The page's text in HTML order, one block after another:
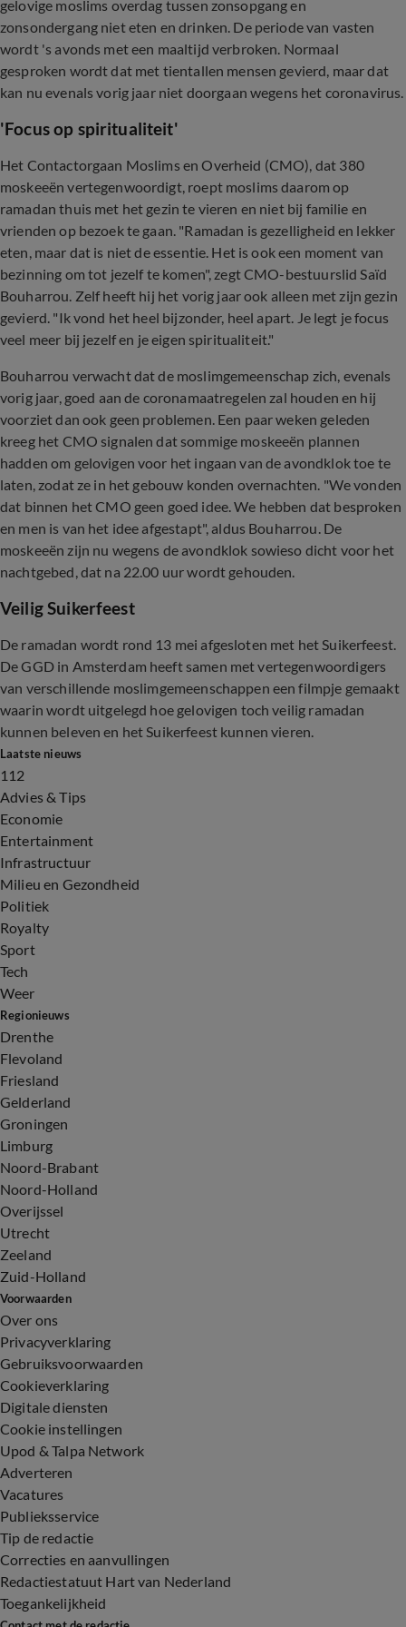
gelovige moslims overdag tussen zonsopgang en
zonsondergang niet eten en drinken. De periode van vasten
wordt 's avonds met een maaltijd verbroken. Normaal
gesproken wordt dat met tientallen mensen gevierd, maar dat
kan nu evenals vorig jaar niet doorgaan wegens het coronavirus.
'Focus op spiritualiteit'
Het Contactorgaan Moslims en Overheid (CMO), dat 380
moskeeën vertegenwoordigt, roept moslims daarom op
ramadan thuis met het gezin te vieren en niet bij familie en
vrienden op bezoek te gaan. "Ramadan is gezelligheid en lekker
eten, maar dat is niet de essentie. Het is ook een moment van
bezinning om tot jezelf te komen", zegt CMO-bestuurslid Saïd
Bouharrou. Zelf heeft hij het vorig jaar ook alleen met zijn gezin
gevierd. "Ik vond het heel bijzonder, heel apart. Je legt je focus
veel meer bij jezelf en je eigen spiritualiteit."
Bouharrou verwacht dat de moslimgemeenschap zich, evenals
vorig jaar, goed aan de coronamaatregelen zal houden en hij
voorziet dan ook geen problemen. Een paar weken geleden
kreeg het CMO signalen dat sommige moskeeën plannen
hadden om gelovigen voor het ingaan van de avondklok toe te
laten, zodat ze in het gebouw konden overnachten. "We vonden
dat binnen het CMO geen goed idee. We hebben dat besproken
en men is van het idee afgestapt", aldus Bouharrou. De
moskeeën zijn nu wegens de avondklok sowieso dicht voor het
nachtgebed, dat na 22.00 uur wordt gehouden.
Veilig Suikerfeest
De ramadan wordt rond 13 mei afgesloten met het Suikerfeest.
De GGD in Amsterdam heeft samen met vertegenwoordigers
van verschillende moslimgemeenschappen een filmpje gemaakt
waarin wordt uitgelegd hoe gelovigen toch veilig ramadan
kunnen beleven en het Suikerfeest kunnen vieren.
Laatste nieuws
112
Advies & Tips
Economie
Entertainment
Infrastructuur
Milieu en Gezondheid
Politiek
Royalty
Sport
Tech
Weer
Regionieuws
Drenthe
Flevoland
Friesland
Gelderland
Groningen
Limburg
Noord-Brabant
Noord-Holland
Overijssel
Utrecht
Zeeland
Zuid-Holland
Voorwaarden
Over ons
Privacyverklaring
Gebruiksvoorwaarden
Cookieverklaring
Digitale diensten
Cookie instellingen
Upod & Talpa Network
Adverteren
Vacatures
Publieksservice
Tip de redactie
Correcties en aanvullingen
Redactiestatuut Hart van Nederland
Toegankelijkheid